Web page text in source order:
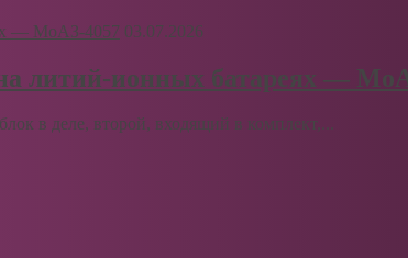
03.07.2026
литий-ионных батареях —
в деле, второй, входящий в комплект,...